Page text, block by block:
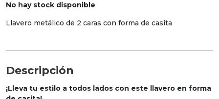
No hay stock disponible
Llavero metálico de 2 caras con forma de casita
Descripción
¡Lleva tu estilo a todos lados con este llavero en forma